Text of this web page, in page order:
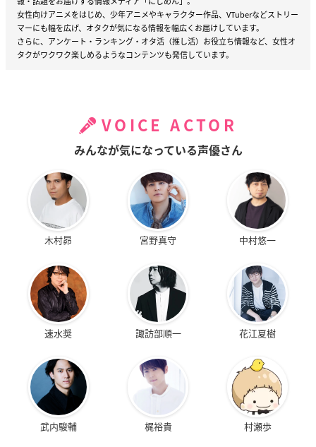
女性向けアニメをはじめ、少年アニメやキャラクター作品、VTuberなどストリー
マーにも幅を広げ、オタクが気になる情報を幅広くお届けしています。
さらに、アンケート・ランキング・オタ活（推し活）お役立ち情報など、女性オ
タクがワクワク楽しめるようなコンテンツも発信しています。
VOICE ACTOR
みんなが気になっている声優さん
木村昴 宮野真守 中村悠一
速水奨 諏訪部順一 花江夏樹
武内駿輔 梶裕貴 村瀬歩